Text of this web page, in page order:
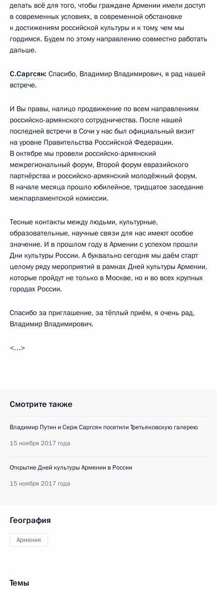
делать всё для того, чтобы граждане Армении имели доступ
в современных условиях, в современной обстановке
к достижениям российской культуры и к тому, чем мы
гордимся. Будем по этому направлению совместно работать
дальше.
С.Саргсян: Спасибо, Владимир Владимирович, я рад нашей
встрече.
И Вы правы, налицо продвижение по всем направлениям
российско-армянского сотрудничества. После нашей
последней встречи в Сочи у нас был официальный визит
на уровне Правительства Российской Федерации.
В октябре мы провели российско-армянский
межрегиональный форум, Второй форум евразийского
партнёрства и российско-армянский молодёжный форум.
В начале месяца прошло юбилейное, тридцатое заседание
межпарламентской комиссии.
Тесные контакты между людьми, культурные,
образовательные, научные связи для нас имеют особое
значение. И в прошлом году в Армении с успехом прошли
Дни культуры России. А буквально сегодня мы даём старт
целому ряду мероприятий в рамках Дней культуры Армении,
которые пройдут не только в Москве, но и во всех крупных
городах России.
Спасибо за приглашение, за тёплый приём, я очень рад,
Владимир Владимирович.
<…>
Смотрите также
Владимир Путин и Серж Саргсян посетили Третьяковскую галерею
15 ноября 2017 года
Открытие Дней культуры Армении в России
15 ноября 2017 года
География
Армения
Темы